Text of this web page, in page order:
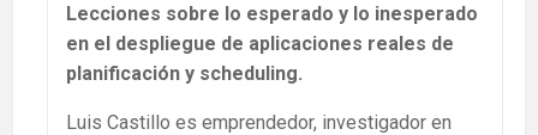
Lecciones sobre lo esperado y lo inesperado
en el despliegue de aplicaciones reales de
planificación y scheduling.
Luis Castillo es emprendedor, investigador en